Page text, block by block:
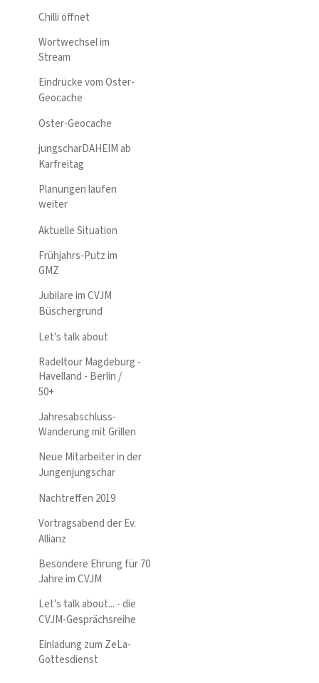
Chilli öffnet
Wortwechsel im
Stream
Eindrücke vom Oster-
Geocache
Oster-Geocache
jungscharDAHEIM ab
Karfreitag
Planungen laufen
weiter
Aktuelle Situation
Frühjahrs-Putz im
GMZ
Jubilare im CVJM
Büschergrund
Let's talk about
Radeltour Magdeburg -
Havelland - Berlin /
50+
Jahresabschluss-
Wanderung mit Grillen
Neue Mitarbeiter in der
Jungenjungschar
Nachtreffen 2019
Vortragsabend der Ev.
Allianz
Besondere Ehrung für 70
Jahre im CVJM
Let's talk about... - die
CVJM-Gesprächsreihe
Einladung zum ZeLa-
Gottesdienst